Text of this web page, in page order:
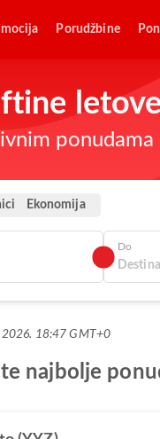
Porudžbine
Ekonomija
Do
2026. 18:47 GMT+0
najbolje